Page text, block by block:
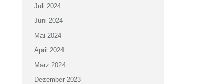
Juli 2024
Juni 2024
Mai 2024
April 2024
März 2024
Dezember 2023